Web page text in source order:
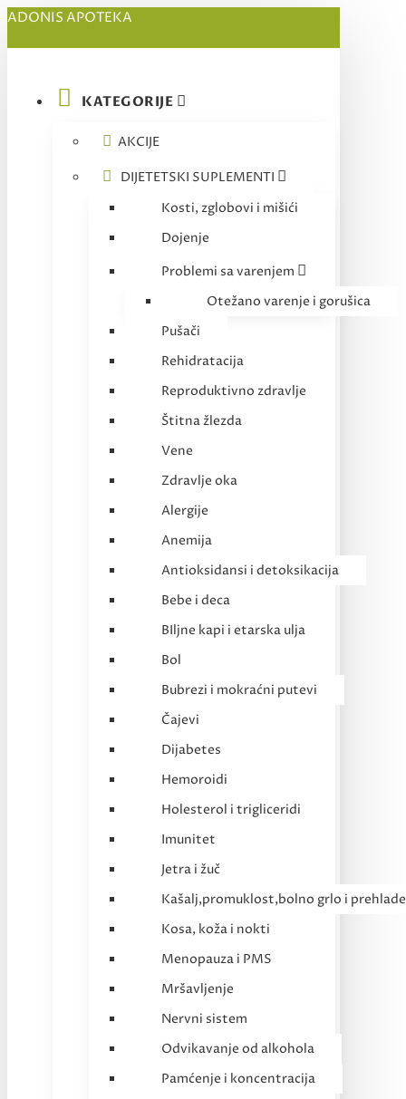
ADONIS APOTEKA
KATEGORIJE
AKCIJE
DIJETETSKI SUPLEMENTI
Kosti, zglobovi i mišići
Dojenje
Problemi sa varenjem
Otežano varenje i gorušica
Pušači
Rehidratacija
Reproduktivno zdravlje
Štitna žlezda
Vene
Zdravlje oka
Alergije
Anemija
Antioksidansi i detoksikacija
Bebe i deca
BIljne kapi i etarska ulja
Bol
Bubrezi i mokraćni putevi
Čajevi
Dijabetes
Hemoroidi
Holesterol i trigliceridi
Imunitet
Jetra i žuč
Kašalj,promuklost,bolno grlo i prehlade
Kosa, koža i nokti
Menopauza i PMS
Mršavljenje
Nervni sistem
Odvikavanje od alkohola
Pamćenje i koncentracija